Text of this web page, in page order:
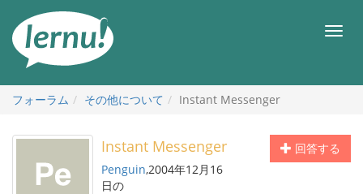
メ
フォーラム
その他について Instant Messenger
回答する
Instant Messenger
Penguin,2004年12月16
日の